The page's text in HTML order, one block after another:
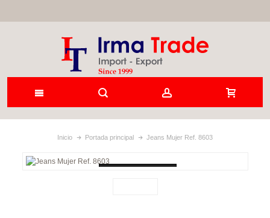
Inicio Portada principal Jeans Mujer Ref. 8603